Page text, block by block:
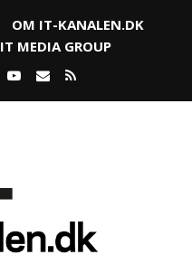
OM IT-KANALEN.DK
IT MEDIA GROUP